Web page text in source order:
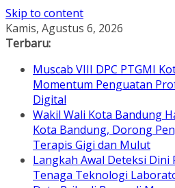
Skip to content
Kamis, Agustus 6, 2026
Terbaru:
Muscab VIII DPC PTGMI
Momentum Penguatan
Digital
Wakil Wali Kota Bandung
Kota Bandung, Dorong
Terapis Gigi dan Mulut
Langkah Awal Deteksi Dini
Tenaga Teknologi